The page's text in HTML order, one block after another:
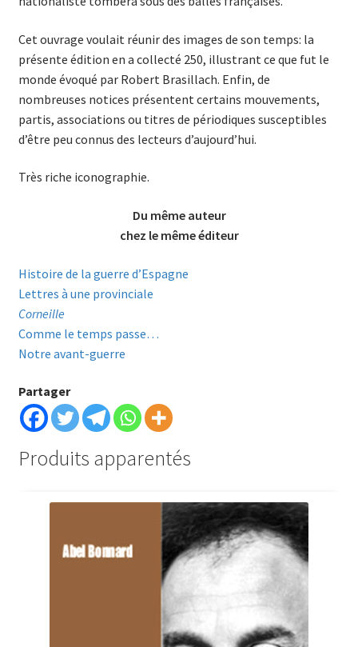
Cet ouvrage voulait réunir des images de son temps: la
présente édition en a collecté 250, illustrant ce que fut le
monde évoqué par Robert Brasillach. Enfin, de
nombreuses notices présentent certains mouvements,
partis, associations ou titres de périodiques susceptibles
d’être peu connus des lecteurs d’aujourd’hui.
Très riche iconographie.
Du même auteur
chez le même éditeur
Histoire de la guerre d’Espagne
Lettres à une provinciale
Corneille
Comme le temps passe…
Notre avant-guerre
Partager
Produits apparentés